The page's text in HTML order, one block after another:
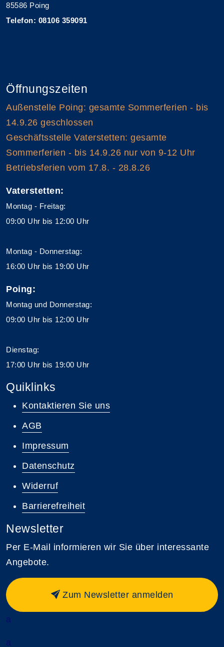
85586 Poing
Telefon: 08106 359091
Öffnungszeiten
Außenstelle Poing: gesamte Sommerferien - bis
14.9.26 geschlossen
Geschäftsstelle Vaterstetten: gesamte
Sommerferien - bis 14.9.26 nur von 9-12 Uhr
Betriebsferien vom 17.8. - 28.8.26
Vaterstetten:
Montag - Freitag:
09:00 Uhr bis 12:00 Uhr
Montag - Donnerstag:
16:00 Uhr bis 19:00 Uhr
Poing:
Montag und Donnerstag:
09:00 Uhr bis 12:00 Uhr
Dienstag:
17:00 Uhr bis 19:00 Uhr
Quiklinks
Kontaktieren Sie uns
AGB
Impressum
Datenschutz
Widerruf
Barrierefreiheit
Newsletter
Per E-Mail informieren wir Sie über interessante
Angebote.
Zum Newsletter anmelden
a
a